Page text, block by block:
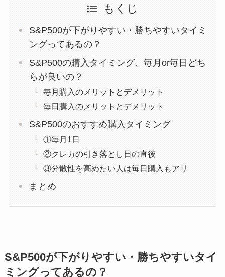
もくじ
S&P500が下がりやすい・勝ちやすいタイミ
ングってあるの？
S&P500の購入タイミング、毎月or毎日どち
らが良いの？
毎月購入のメリットとデメリット
毎日購入のメリットとデメリット
S&P500のおすすめ購入タイミング
①毎月1日
②クレカの引き落とし日の直後
③分散性を高めたい人は毎日購入もアリ
まとめ
S&P500が下がりやすい・勝ちやすいタイ
ミングってあるの？